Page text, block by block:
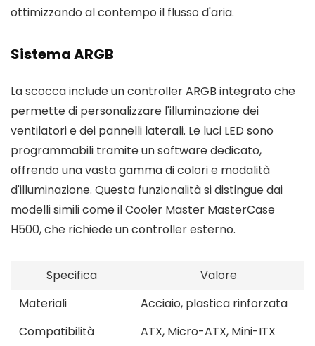
ottimizzando al contempo il flusso d'aria.
Sistema ARGB
La scocca include un controller ARGB integrato che
permette di personalizzare l'illuminazione dei
ventilatori e dei pannelli laterali. Le luci LED sono
programmabili tramite un software dedicato,
offrendo una vasta gamma di colori e modalità
d'illuminazione. Questa funzionalità si distingue dai
modelli simili come il Cooler Master MasterCase
H500, che richiede un controller esterno.
Specifica
Valore
Materiali
Acciaio, plastica rinforzata
Compatibilità
ATX, Micro-ATX, Mini-ITX